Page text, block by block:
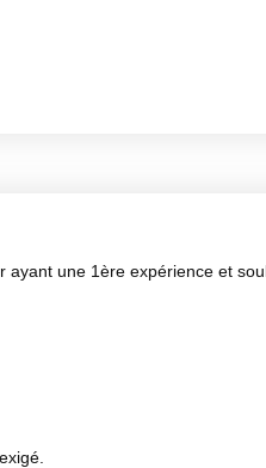
une 1ère expérience et